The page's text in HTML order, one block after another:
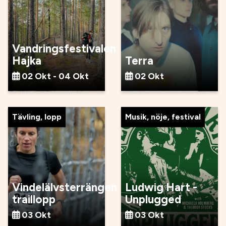
Vandringsfestivalen
Hajka
02 Okt - 04 Okt
Terra
02 Okt
Tävling, lopp
Vindelälvsterrängen
traillopp
03 Okt
Musik, nöje, festival
Ludwig Hart -
Unplugged
03 Okt